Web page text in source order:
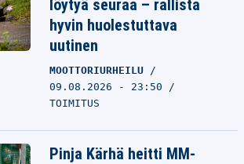
löytyä seuraa – rallista
hyvin huolestuttava
uutinen
MOOTTORIURHEILU
09.08.2026 - 23:50
TOIMITUS
Pinja Kärhä heitti MM-